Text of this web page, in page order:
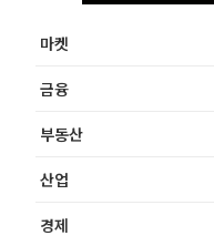
마켓
금융
부동산
산업
경제